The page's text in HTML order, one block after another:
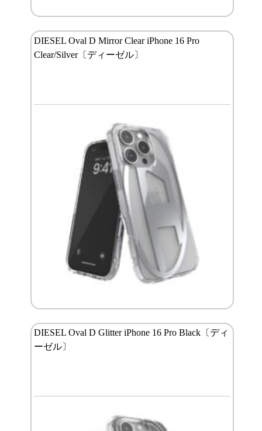
DIESEL Oval D Mirror Clear iPhone 16 Pro
Clear/Silver〔ディーゼル〕
DIESEL Oval D Glitter iPhone 16 Pro Black〔ディ
ーゼル〕